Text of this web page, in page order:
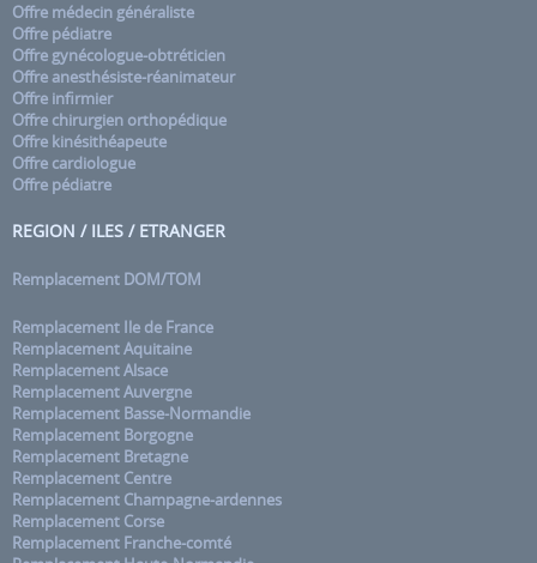
Offre médecin généraliste
Offre pédiatre
Offre gynécologue-obtréticien
Offre anesthésiste-réanimateur
Offre infirmier
Offre chirurgien orthopédique
Offre kinésithéapeute
Offre cardiologue
Offre pédiatre
REGION / ILES / ETRANGER
Remplacement DOM/TOM
Remplacement Ile de France
Remplacement Aquitaine
Remplacement Alsace
Remplacement Auvergne
Remplacement Basse-Normandie
Remplacement Borgogne
Remplacement Bretagne
Remplacement Centre
Remplacement Champagne-ardennes
Remplacement Corse
Remplacement Franche-comté